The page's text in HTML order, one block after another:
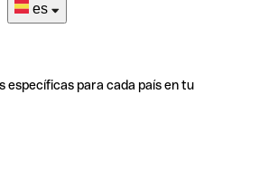
es
específicas para cada país en tu